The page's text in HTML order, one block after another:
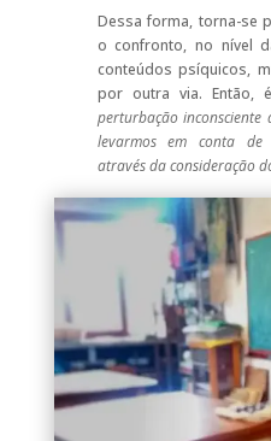
Dessa forma, torna-se
o confronto, no nível
conteúdos psíquicos,
por outra via. Então,
perturbação inconsciente
levarmos em conta de
através da consideração